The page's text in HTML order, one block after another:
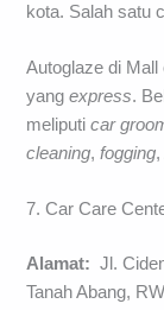
kota. Salah satu
Autoglaze di
yangexpress.
meliputicar
cleaning,fogging
7. Car Care
Alamat: Jl.
Tanah Abang,